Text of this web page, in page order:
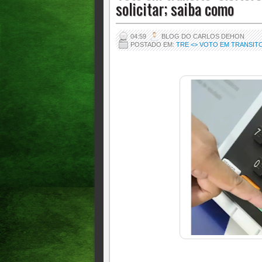
solicitar; saiba como
04:59
BLOG DO CARLOS DEHON
POSTADO EM:TRE <> VOTO EM